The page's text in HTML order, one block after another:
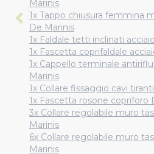
Marinis
1x Tappo chiusura femmina
De Marinis
1x Faldale tetti inclinati
1x Fascetta coprifaldale
1x Cappello terminale
Marinis
1x Collare fissaggio cavi
1x Fascetta rosone copriforo
3x Collare regolabile muro
Marinis
6x Collare regolabile muro
Marinis